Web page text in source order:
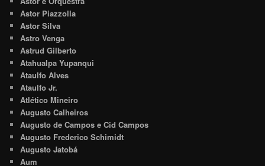
Astor Piazzolla
Astor Silva
Astro Venga
Astrud Gilberto
Atahualpa Yupanqui
Ataulfo Alves
Ataulfo Jr.
Atlético Mineiro
Augusto Calheiros
Augusto de Campos e Cid Campos
Augusto Frederico Schimidt
Augusto Jatobá
Aum